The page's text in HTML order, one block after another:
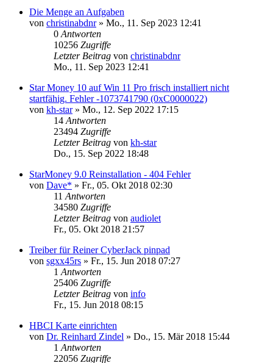
Die Menge an Aufgaben
von christinabdnr» Mo., 11. Sep 2023 12:41
0 Antworten
10256 Zugriffe
Letzter Beitrag von christinabdnr
Mo., 11. Sep 2023 12:41
Star Money 10 auf Win 11 Pro frisch installiert nicht
startfähig. Fehler -1073741790 (0xC0000022)
von kh-star» Mo., 12. Sep 2022 17:15
14 Antworten
23494 Zugriffe
Letzter Beitrag von kh-star
Do., 15. Sep 2022 18:48
StarMoney 9.0 Reinstallation - 404 Fehler
von Dave* » Fr., 05. Okt 2018 02:30
11 Antworten
34580 Zugriffe
Letzter Beitrag von audiolet
Fr., 05. Okt 2018 21:57
Treiber für Reiner CyberJack pinpad
von sgxx45rs » Fr., 15. Jun 2018 07:27
1 Antworten
25406 Zugriffe
Letzter Beitrag von info
Fr., 15. Jun 2018 08:15
HBCI Karte einrichten
von Dr. Reinhard Zindel » Do., 15. Mär 2018 15:44
1 Antworten
22056 Zugriffe